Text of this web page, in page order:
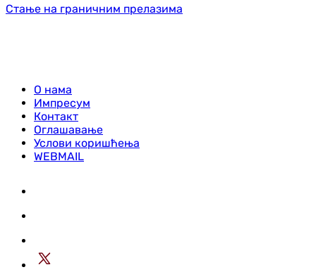
Стање на граничним прелазима
О нама
Импресум
Контакт
Оглашавање
Услови коришћења
WEBMAIL